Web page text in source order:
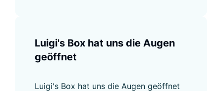
Luigi's Box hat uns die Augen
geöffnet
Luigi's Box hat uns die Augen geöffnet